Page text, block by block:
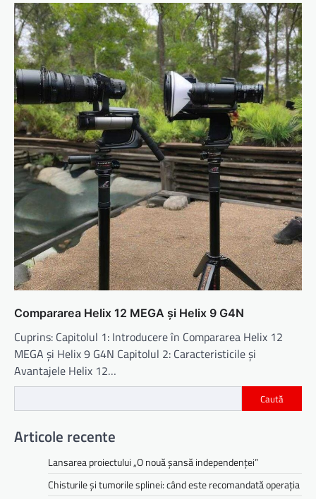
Compararea Helix 12 MEGA și Helix 9 G4N
Cuprins: Capitolul 1: Introducere în Compararea Helix 12
MEGA și Helix 9 G4N Capitolul 2: Caracteristicile și
Avantajele Helix 12…
Caută
Articole recente
Lansarea proiectului „O nouă șansă independenței”
Chisturile și tumorile splinei: când este recomandată operația